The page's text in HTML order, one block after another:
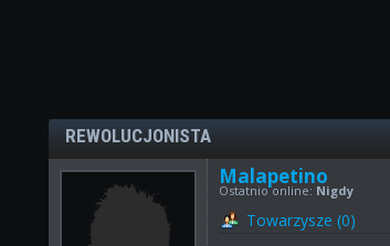
REWOLUCJONISTA
Malapetino
Ostatnio online: Nigdy
Towarzysze (0)